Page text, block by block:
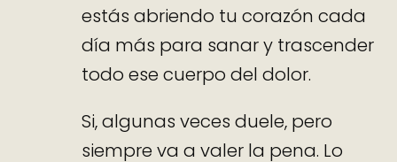
estás abriendo tu corazón cada
día más para sanar y trascender
todo ese cuerpo del dolor.
Si, algunas veces duele, pero
siempre va a valer la pena. Lo